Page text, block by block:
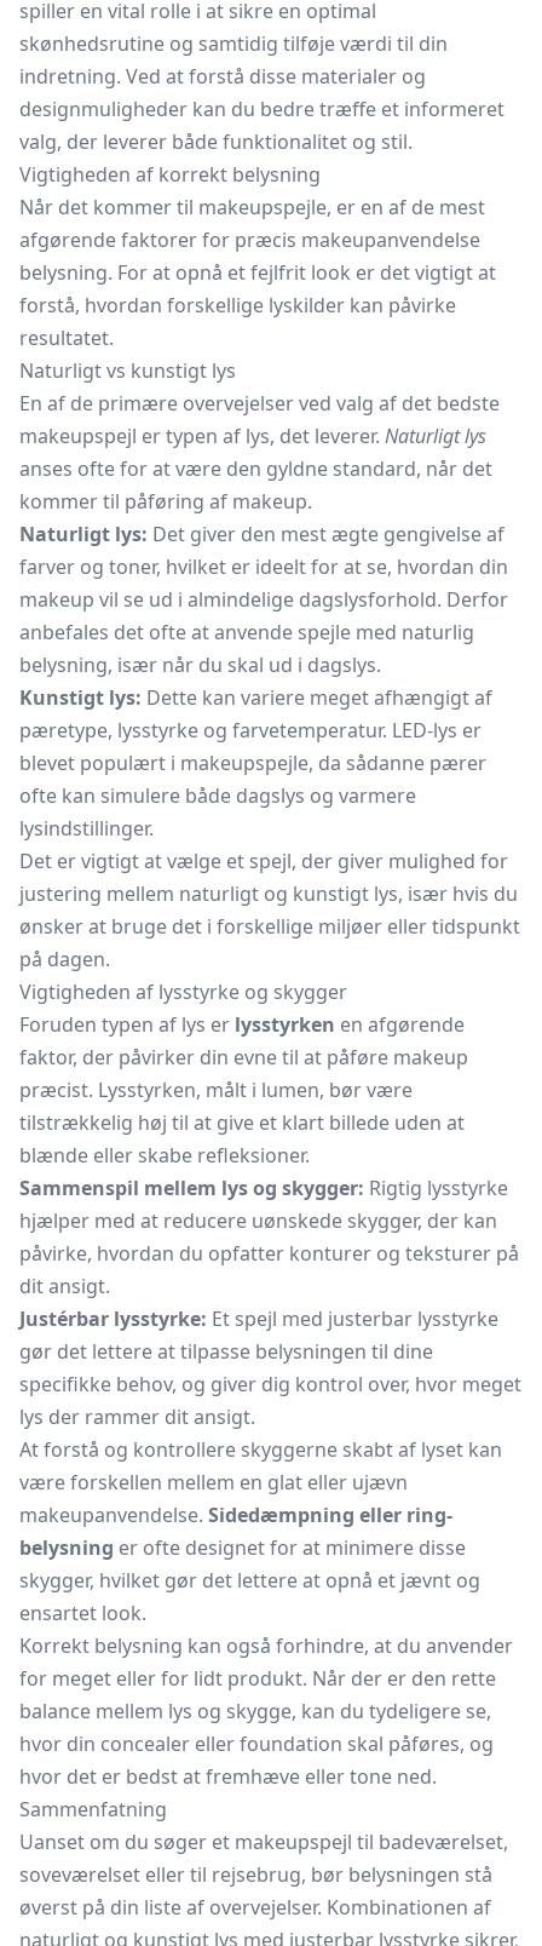
spiller en vital rolle i at sikre en optimal
skønhedsrutine og samtidig tilføje værdi til din
indretning. Ved at forstå disse materialer og
designmuligheder kan du bedre træffe et informeret
valg, der leverer både funktionalitet og stil.
Vigtigheden af korrekt belysning
Når det kommer til makeupspejle, er en af de mest
afgørende faktorer for præcis makeupanvendelse
belysning. For at opnå et fejlfrit look er det vigtigt at
forstå, hvordan forskellige lyskilder kan påvirke
resultatet.
Naturligt vs kunstigt lys
En af de primære overvejelser ved valg af det bedste
makeupspejl er typen af lys, det leverer. Naturligt lys
anses ofte for at være den gyldne standard, når det
kommer til påføring af makeup.
Naturligt lys: Det giver den mest ægte gengivelse af
farver og toner, hvilket er ideelt for at se, hvordan din
makeup vil se ud i almindelige dagslysforhold. Derfor
anbefales det ofte at anvende spejle med naturlig
belysning, især når du skal ud i dagslys.
Kunstigt lys: Dette kan variere meget afhængigt af
pæretype, lysstyrke og farvetemperatur. LED-lys er
blevet populært i makeupspejle, da sådanne pærer
ofte kan simulere både dagslys og varmere
lysindstillinger.
Det er vigtigt at vælge et spejl, der giver mulighed for
justering mellem naturligt og kunstigt lys, især hvis du
ønsker at bruge det i forskellige miljøer eller tidspunkt
på dagen.
Vigtigheden af lysstyrke og skygger
Foruden typen af lys er lysstyrken en afgørende
faktor, der påvirker din evne til at påføre makeup
præcist. Lysstyrken, målt i lumen, bør være
tilstrækkelig høj til at give et klart billede uden at
blænde eller skabe refleksioner.
Sammenspil mellem lys og skygger: Rigtig lysstyrke
hjælper med at reducere uønskede skygger, der kan
påvirke, hvordan du opfatter konturer og teksturer på
dit ansigt.
Justérbar lysstyrke: Et spejl med justerbar lysstyrke
gør det lettere at tilpasse belysningen til dine
specifikke behov, og giver dig kontrol over, hvor meget
lys der rammer dit ansigt.
At forstå og kontrollere skyggerne skabt af lyset kan
være forskellen mellem en glat eller ujævn
makeupanvendelse. Sidedæmpning eller ring-
belysning er ofte designet for at minimere disse
skygger, hvilket gør det lettere at opnå et jævnt og
ensartet look.
Korrekt belysning kan også forhindre, at du anvender
for meget eller for lidt produkt. Når der er den rette
balance mellem lys og skygge, kan du tydeligere se,
hvor din concealer eller foundation skal påføres, og
hvor det er bedst at fremhæve eller tone ned.
Sammenfatning
Uanset om du søger et makeupspejl til badeværelset,
soveværelset eller til rejsebrug, bør belysningen stå
øverst på din liste af overvejelser. Kombinationen af
naturligt og kunstigt lys med justerbar lysstyrke sikrer,